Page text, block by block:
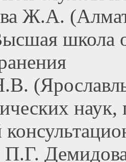
Ж.А.
школа